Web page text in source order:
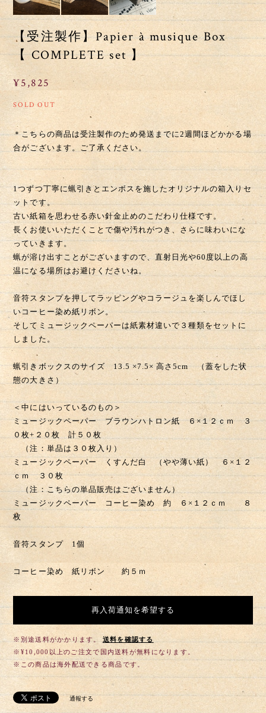
【受注製作】Papier à musique Box
【 COMPLETE set 】
¥5,825
SOLD OUT
＊こちらの商品は受注製作のため発送までに2週間ほどかかる場
合がございます。ご了承ください。
1つずつ丁寧に蝋引きとエンボスを施したオリジナルの箱入りセ
ットです。
古い紙箱を思わせる赤い針金止めのこだわり仕様です。
長くお使いいただくことで傷や汚れがつき、さらに味わいにな
っていきます。
蝋が溶け出すことがございますので、直射日光や60度以上の高
温になる場所はお避けくださいね。
音符スタンプを押してラッピングやコラージュを楽しんでほし
いコーヒー染め紙リボン。
そしてミュージックペーパーは紙素材違いで３種類をセットに
しました。
蝋引きボックスのサイズ 13.5 ×7.5× 高さ5cm （蓋をした状
態の大きさ）
＜中にはいっているのもの＞
ミュージックペーパー ブラウンハトロン紙 ６×１２ｃｍ ３
０枚+２０枚 計５０枚
（注：単品は３０枚入り）
ミュージックペーパー くすんだ白 （やや薄い紙） ６×１２
ｃｍ ３０枚
（注：こちらの単品販売はございません）
ミュージックペーパー コーヒー染め 約 ６×１２ｃｍ ８
枚
音符スタンプ 1個
コーヒー染め 紙リボン 約５ｍ
再入荷通知を希望する
※別途送料がかかります。
送料を確認する
※¥10,000以上のご注文で国内送料が無料になります。
※この商品は海外配送できる商品です。
通報する